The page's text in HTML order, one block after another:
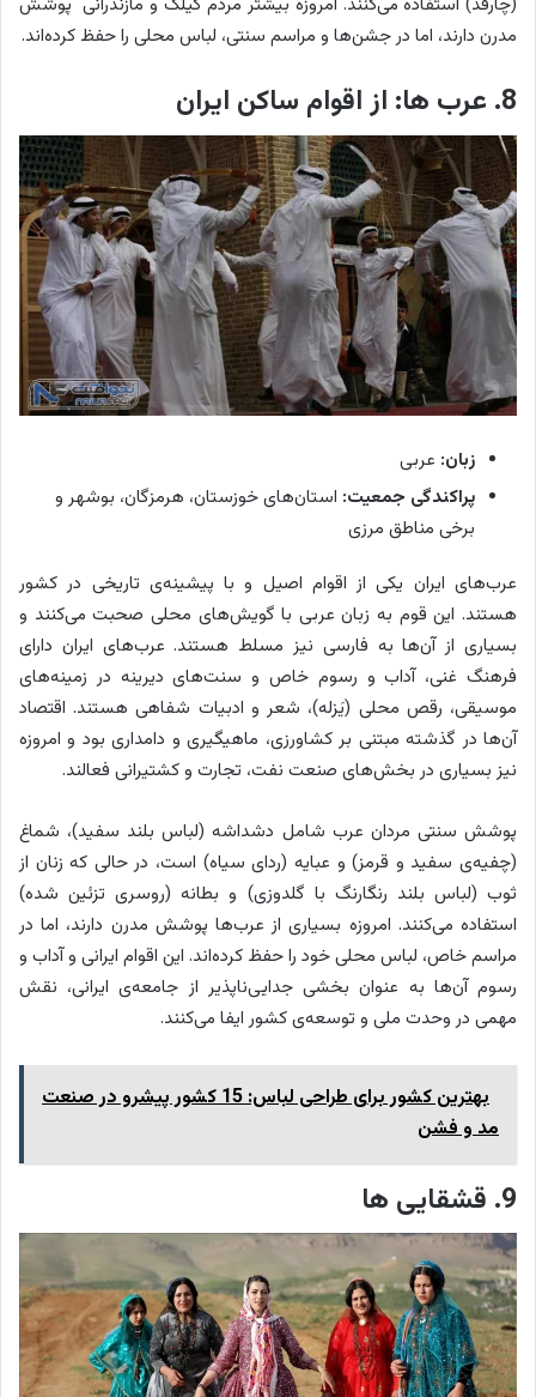
(چارقد) استفاده می‌کنند. امروزه بیشتر مردم گیلک و مازندرانی پوشش
مدرن دارند، اما در جشن‌ها و مراسم سنتی، لباس محلی را حفظ کرده‌اند.
8. عرب ها: از اقوام ساکن ایران
زبان: عربی
پراکندگی جمعیت: استان‌های خوزستان، هرمزگان، بوشهر و
برخی مناطق مرزی
عرب‌های ایران یکی از اقوام اصیل و با پیشینه‌ی تاریخی در کشور
هستند. این قوم به زبان عربی با گویش‌های محلی صحبت می‌کنند و
بسیاری از آن‌ها به فارسی نیز مسلط هستند. عرب‌های ایران دارای
فرهنگ غنی، آداب و رسوم خاص و سنت‌های دیرینه در زمینه‌های
موسیقی، رقص محلی (یَزله)، شعر و ادبیات شفاهی هستند. اقتصاد
آن‌ها در گذشته مبتنی بر کشاورزی، ماهیگیری و دامداری بود و امروزه
نیز بسیاری در بخش‌های صنعت نفت، تجارت و کشتیرانی فعالند.
پوشش سنتی مردان عرب شامل دشداشه (لباس بلند سفید)، شماغ
(چفیه‌ی سفید و قرمز) و عبایه (ردای سیاه) است، در حالی که زنان از
ثوب (لباس بلند رنگارنگ با گلدوزی) و بطانه (روسری تزئین شده)
استفاده می‌کنند. امروزه بسیاری از عرب‌ها پوشش مدرن دارند، اما در
مراسم خاص، لباس محلی خود را حفظ کرده‌اند. این اقوام ایرانی و آداب و
رسوم آن‌ها به عنوان بخشی جدایی‌ناپذیر از جامعه‌ی ایرانی، نقش
مهمی در وحدت ملی و توسعه‌ی کشور ایفا می‌کنند.
بهترین کشور برای طراحی لباس: 15 کشور پیشرو در صنعت
مد و فشن
9. قشقایی ها